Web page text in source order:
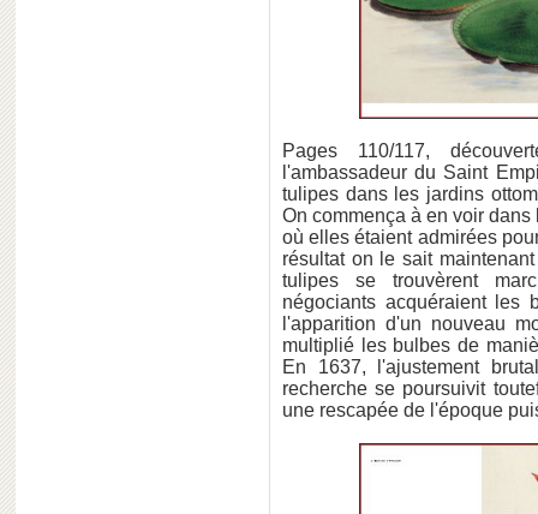
Pages 110/117,
l'ambassadeur du Saint
tulipes dans les jardins
On commença à en voir
où elles étaient admirées
résultat on le sait
tulipes se trouvèrent
négociants acquéraient les
l'apparition d'un nouveau
multiplié les bulbes de
En 1637, l'ajustement
recherche se poursuivit
une rescapée de l'époque